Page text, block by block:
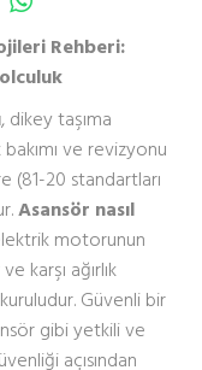
Rehberi:
, dikey taşıma
ve revizyonu
(81-20 standartları
Asansör nasıl
motorunun
karşı ağırlık
Güvenli bir
gibi yetkili ve
açısından